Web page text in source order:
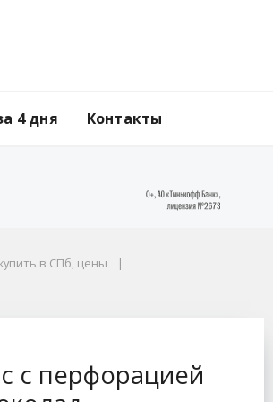
4 дня Контакты
в СПб, цены
с перфорацией